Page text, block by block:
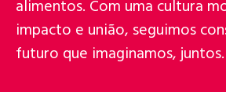
alimentos. Com uma cultura
impacto e união, seguimos
futuro que imaginamos, juntos.